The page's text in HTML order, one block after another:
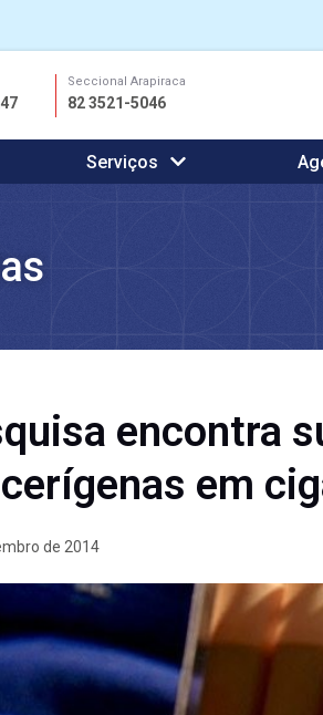
Seccional Arapiraca
82 3521-5046
Serviços
encontra
em
de 2014